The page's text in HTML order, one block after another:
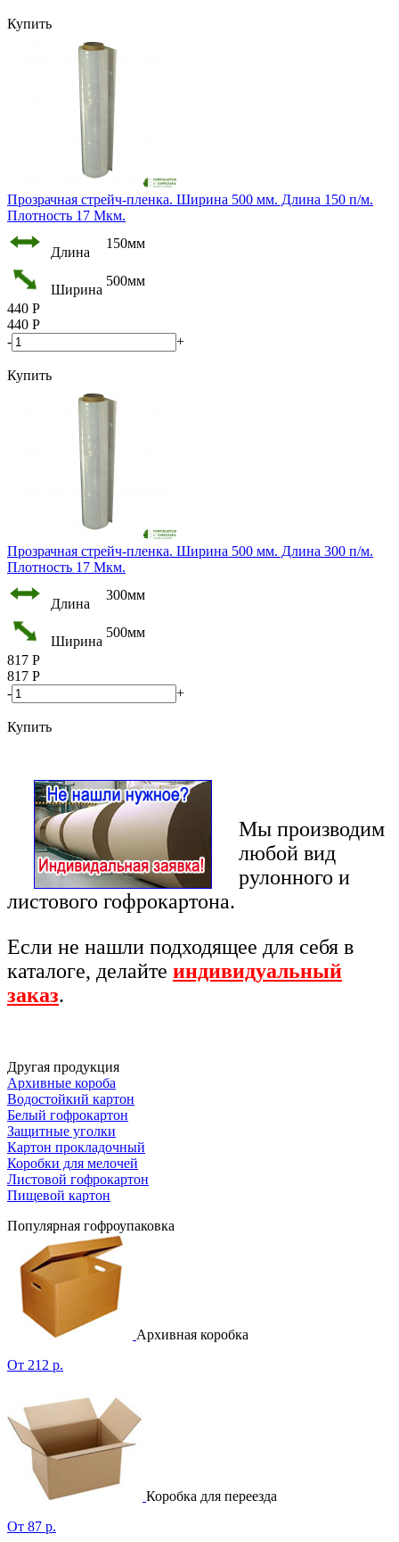
Купить
Прозрачная стрейч-пленка. Ширина 500 мм. Длина 150 п/м.
Плотность 17 Мкм.
Длина
150мм
Ширина
500мм
440 Р
440 Р
-
+
Купить
Прозрачная стрейч-пленка. Ширина 500 мм. Длина 300 п/м.
Плотность 17 Мкм.
Длина
300мм
Ширина
500мм
817 Р
817 Р
-
+
Купить
Мы производим
любой вид
рулонного и
листового гофрокартона.
Если не нашли подходящее для себя в
каталоге, делайте индивидуальный
заказ.
Другая продукция
Архивные короба
Водостойкий картон
Белый гофрокартон
Защитные уголки
Картон прокладочный
Коробки для мелочей
Листовой гофрокартон
Пищевой картон
Популярная гофроупаковка
Архивная коробка
От 212 р.
Коробка для переезда
От 87 р.